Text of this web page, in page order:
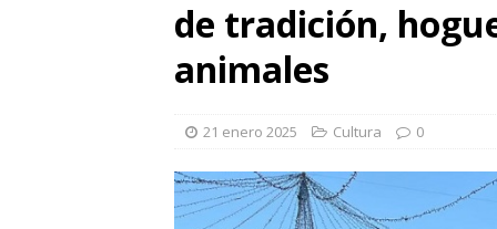
aficionados al
deporte el verano
doblones y
de tradición,
animales
21 enero 2025 Cultura 0